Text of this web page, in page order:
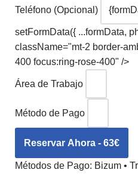
Teléfono (Opcional)
setFormData({ ...formData,
className="mt-2 border-
400 focus:ring-rose-400" />
Área de Trabajo
Método de Pago
Reservar Ahora - 63€
Métodos de Pago: Bizum •